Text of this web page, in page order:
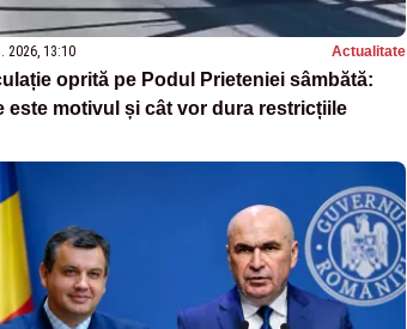
2026, 13:10 Actualitate
oprită pe Podul Prieteniei sâmbătă:
este motivul și cât vor dura restricțiile